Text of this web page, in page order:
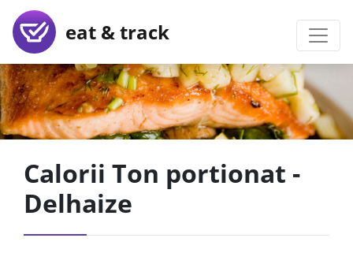
eat & track
Calorii Ton portionat -
Delhaize